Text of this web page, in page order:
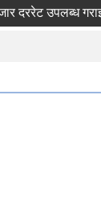
उपलब्ध